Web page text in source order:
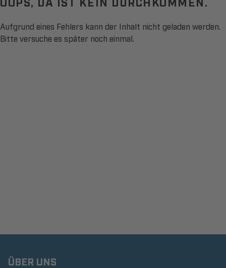
Aufgrund eines Fehlers kann der Inhalt nicht geladen werden.
Bitte versuche es später noch einmal.
ÜBER UNS